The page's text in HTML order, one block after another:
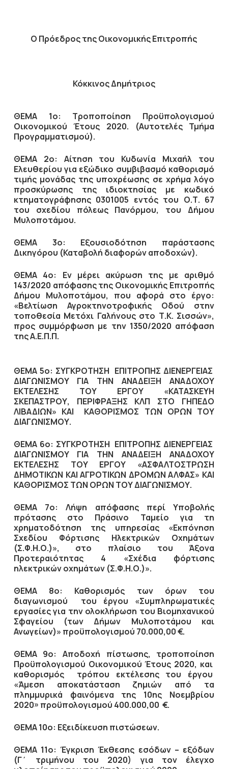
Ο Πρόεδροςτης Οικονομικής Επιτροπής
Κόκκινος Δημήτριος
ΘΕΜΑ 1ο: Τροποποίηση Προϋπολογισμού
Οικονομικού Έτους 2020. (Αυτοτελές Τμήμα
Προγραμματισμού).
ΘΕΜΑ 2ο: Αίτηση του Κυδωνία Μιχαήλ του
Ελευθερίου για εξώδικο συμβιβασμό καθορισμό
τιμής μονάδας της υποχρέωσης σε χρήμα λόγο
προσκύρωσης της ιδιοκτησίας με κωδικό
κτηματογράφησης 0301005 εντός του Ο.Τ. 67
του σχεδίου πόλεως Πανόρμου, του Δήμου
Μυλοποτάμου.
ΘΕΜΑ 3ο: Εξουσιοδότηση παράστασης
Δικηγόρου (Καταβολή διαφορών αποδοχών).
ΘΕΜΑ 4ο: Εν μέρει ακύρωση της με αριθμό
143/2020 απόφασης της Οικονομικής Επιτροπής
Δήμου Μυλοποτάμου, που αφορά στο έργο:
«Βελτίωση Αγροκτηνοτροφικής Οδού στην
τοποθεσία Μετόχι Γαλήνους στο Τ.Κ. Σισσών»,
προς συμμόρφωση με την 1350/2020 απόφαση
της Α.Ε.Π.Π.
ΘΕΜΑ 5ο: ΣΥΓΚΡΟΤΗΣΗ ΕΠΙΤΡΟΠΗΣ ΔΙΕΝΕΡΓΕΙΑΣ
ΔΙΑΓΩΝΙΣΜOY ΓΙΑ ΤΗΝ ΑΝΑΔΕΙΞΗ ΑΝΑΔΟΧΟΥ
ΕΚΤΕΛΕΣΗΣ ΤΟΥ ΕΡΓΟΥ «ΚΑΤΑΣΚΕΥΗ
ΣΚΕΠΑΣΤΡΟΥ, ΠΕΡΙΦΡΑΞΗΣ ΚΛΠ ΣΤΟ ΓΗΠΕΔΟ
ΛΙΒΑΔΙΩΝ» ΚΑΙ ΚΑΘΟΡΙΣΜΟΣ ΤΩΝ ΟΡΩΝ ΤΟΥ
ΔΙΑΓΩΝΙΣΜΟΥ.
ΘΕΜΑ 6ο: ΣΥΓΚΡΟΤΗΣΗ ΕΠΙΤΡΟΠΗΣ ΔΙΕΝΕΡΓΕΙΑΣ
ΔΙΑΓΩΝΙΣΜOY ΓΙΑ ΤΗΝ ΑΝΑΔΕΙΞΗ ΑΝΑΔΟΧΟΥ
ΕΚΤΕΛΕΣΗΣ ΤΟΥ ΕΡΓΟΥ «ΑΣΦΑΛΤΟΣΤΡΩΣΗ
ΔΗΜΟΤΙΚΩΝ ΚΑΙ ΑΓΡΟΤΙΚΩΝ ΔΡΟΜΩΝ ΑΛΦΑΣ» ΚΑΙ
ΚΑΘΟΡΙΣΜΟΣ ΤΩΝ ΟΡΩΝ ΤΟΥ ΔΙΑΓΩΝΙΣΜΟΥ.
ΘΕΜΑ 7ο: Λήψη απόφασης περί Υποβολής
πρότασης στο Πράσινο Ταμείο για τη
χρηματοδότηση της υπηρεσίας «Εκπόνηση
Σχεδίου Φόρτισης Ηλεκτρικών Οχημάτων
(Σ.Φ.Η.Ο.)», στο πλαίσιο του Άξονα
Προτεραιότητας 4 «Σχέδια φόρτισης
ηλεκτρικών οχημάτων (Σ.Φ.Η.Ο.)».
ΘΕΜΑ 8ο: Καθορισμός των όρων του
διαγωνισμού του έργου «Συμπληρωματικές
εργασίες για την ολοκλήρωση του Βιομηχανικού
Σφαγείου (των Δήμων Μυλοποτάμου και
Ανωγείων)» προϋπολογισμού 70.000,00 €.
ΘΕΜΑ 9ο: Αποδοχή πίστωσης, τροποποίηση
Προϋπολογισμού Οικονομικού Έτους 2020, και
καθορισμός τρόπου εκτέλεσης του έργου
«Άμεση αποκατάσταση ζημιών από τα
πλημμυρικά φαινόμενα της 10ης Νοεμβρίου
2020» προϋπολογισμού 400.000,00 €.
ΘΕΜΑ 10ο: Εξειδίκευση πιστώσεων.
ΘΕΜΑ 11ο: Έγκριση Έκθεσης εσόδων – εξόδων
(Γ΄ τριμήνου του 2020) για τον έλεγχο